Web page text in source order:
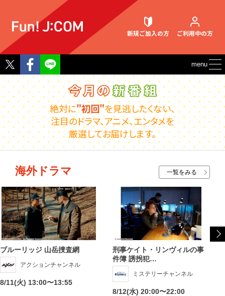
新規ご加入の方 ご利用中の方
契約内容確認・変更
お困りごと解決・よくあるご質問
Twitter
Facebook
menu
絶対に"初回"を見逃したくない、
注目のドラマ、アニメ、エンタメを
厳選してお届けします。
海外ドラマ 一覧をみる
ブルーリッジ 山岳捜査網
アクションチャンネル
8/11(火) 13:00〜13:55
刑事ケイト・リンヴィルの事
件簿 誘拐犯…
ミステリーチャンネル
8/12(水) 20:00〜22:00